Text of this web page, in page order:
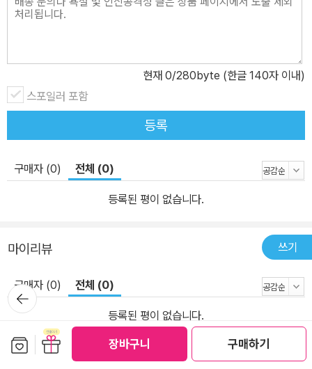
장바구니 구매하기
현재 0/280byte (한글 140자 이내)
스포일러 포함
등록
구매자 (0) 전체 (0)
등록된 평이 없습니다.
마이리뷰 쓰기
구매자 (0) 전체 (0)
등록된 평이 없습니다.
마이페이퍼 (0편) 쓰기
뒤로가
기